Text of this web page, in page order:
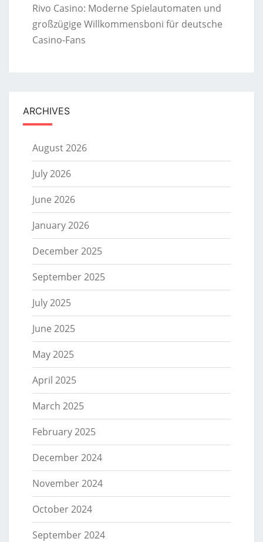
Rivo Casino: Moderne Spielautomaten und
großzügige Willkommensboni für deutsche
Casino-Fans
ARCHIVES
August 2026
July 2026
June 2026
January 2026
December 2025
September 2025
July 2025
June 2025
May 2025
April 2025
March 2025
February 2025
December 2024
November 2024
October 2024
September 2024